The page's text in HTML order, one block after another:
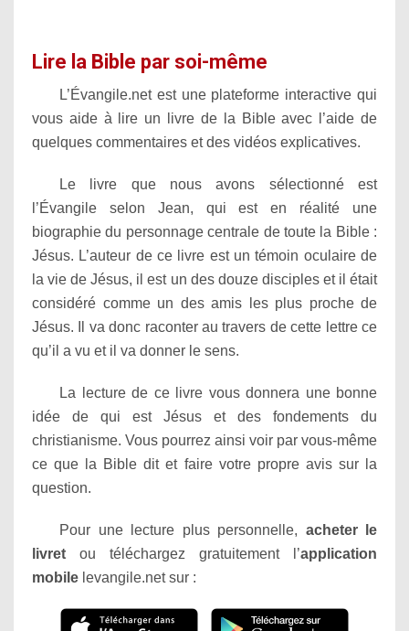
Lire la Bible par soi-même
L’Évangile.net est une plateforme interactive qui
vous aide à lire un livre de la Bible avec l’aide de
quelques commentaires et des vidéos explicatives.
Le livre que nous avons sélectionné est
l’Évangile selon Jean, qui est en réalité une
biographie du personnage centrale de toute la Bible :
Jésus. L’auteur de ce livre est un témoin oculaire de
la vie de Jésus, il est un des douze disciples et il était
considéré comme un des amis les plus proche de
Jésus. Il va donc raconter au travers de cette lettre ce
qu’il a vu et il va donner le sens.
La lecture de ce livre vous donnera une bonne
idée de qui est Jésus et des fondements du
christianisme. Vous pourrez ainsi voir par vous-même
ce que la Bible dit et faire votre propre avis sur la
question.
Pour une lecture plus personnelle, acheter le
livret ou téléchargez gratuitement l’application
mobile levangile.net sur :